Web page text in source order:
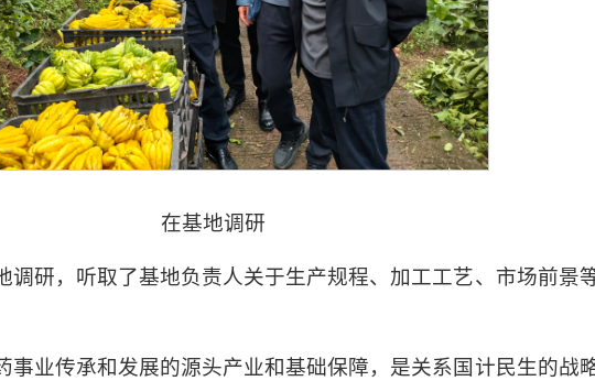
在基地调研
研，听取了基地负责人关于生产规程、加工工艺、市场前景
事业传承和发展的源头产业和基础保障，是关系国计民生的战